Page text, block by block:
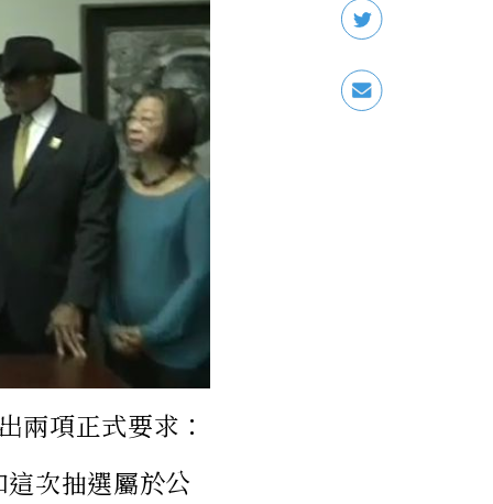
兩項正式要求：
次抽選屬於公